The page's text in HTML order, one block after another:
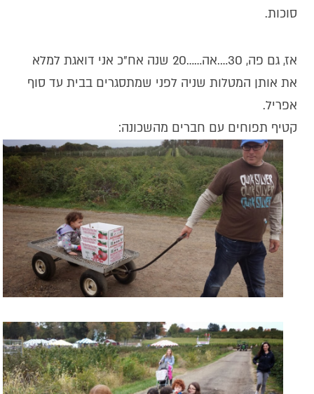
סוכות.
אז, גם פה, 30….אה……20 שנה אח"כ אני דואגת למלא
את אותן המטלות שניה לפני שמתסגרים בבית עד סוף
אפריל.
קטיף תפוחים עם חברים מהשכונה: